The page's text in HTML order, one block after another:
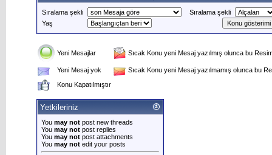
Sıralama şekli
Sıralama şekli
Yaş
Yeni Mesajlar Sıcak Konu yeni Mesaj yazılmış olunca bu
Yeni Mesaj yok
Sıcak Konu yeni Mesaj yazılmamış olunca bu
Konu Kapatılmıştır
Yetkileriniz
You may not post new threads
You may not post replies
You may not post attachments
You may not edit your posts